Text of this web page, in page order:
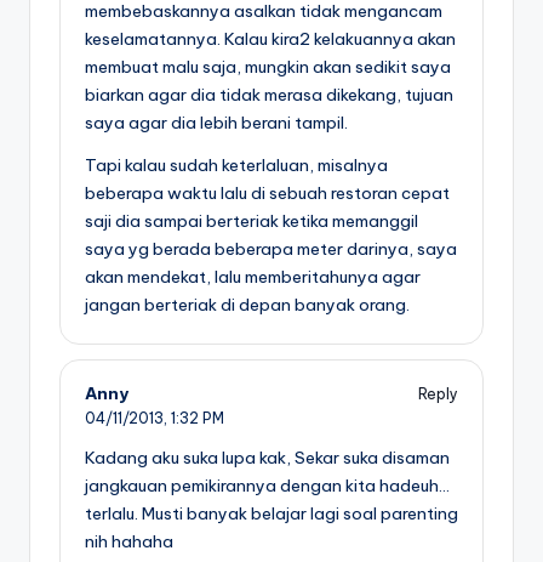
membebaskannya asalkan tidak mengancam
keselamatannya. Kalau kira2 kelakuannya akan
membuat malu saja, mungkin akan sedikit saya
biarkan agar dia tidak merasa dikekang, tujuan
saya agar dia lebih berani tampil.
Tapi kalau sudah keterlaluan, misalnya
beberapa waktu lalu di sebuah restoran cepat
saji dia sampai berteriak ketika memanggil
saya yg berada beberapa meter darinya, saya
akan mendekat, lalu memberitahunya agar
jangan berteriak di depan banyak orang.
Anny
Reply
04/11/2013, 1:32 PM
Kadang aku suka lupa kak, Sekar suka disaman
jangkauan pemikirannya dengan kita hadeuh…
terlalu. Musti banyak belajar lagi soal parenting
nih hahaha